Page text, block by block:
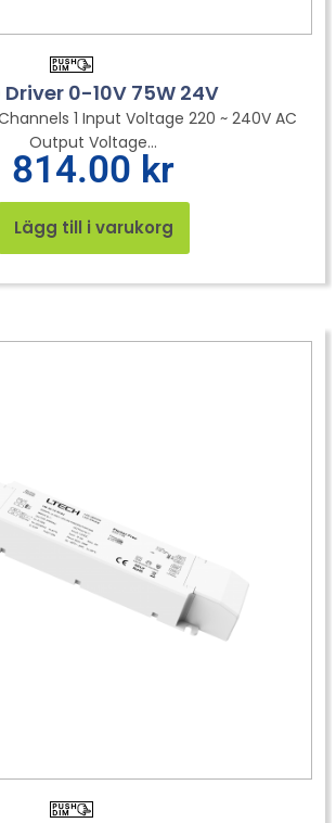
Driver 0-10V 75W 24V
1 Input Voltage 220 ~ 240V AC
Output Voltage...
814.00 kr
Lägg till i varukorg